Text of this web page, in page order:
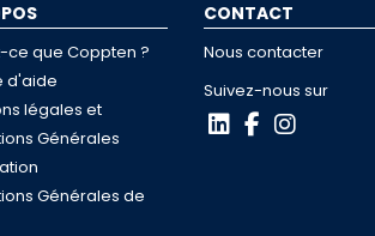
ce que Coppten ?
d'aide
légales et
Générales
Générales de
CONTACT
Nous contacter
Suivez-nous sur